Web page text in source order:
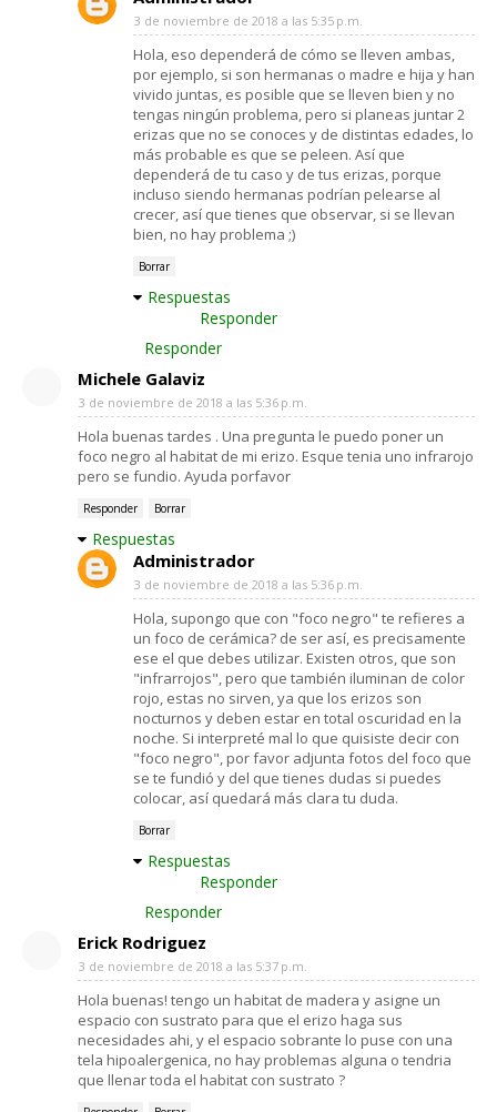
3 de noviembre de 2018 a las 5:35 p.m.
Hola, eso dependerá de cómo se lleven ambas,
por ejemplo, si son hermanas o madre e hija y han
vivido juntas, es posible que se lleven bien y no
tengas ningún problema, pero si planeas juntar 2
erizas que no se conoces y de distintas edades, lo
más probable es que se peleen. Así que
dependerá de tu caso y de tus erizas, porque
incluso siendo hermanas podrían pelearse al
crecer, así que tienes que observar, si se llevan
bien, no hay problema ;)
Borrar
Respuestas
Responder
Responder
Michele Galaviz
3 de noviembre de 2018 a las 5:36 p.m.
Hola buenas tardes . Una pregunta le puedo poner un
foco negro al habitat de mi erizo. Esque tenia uno infrarojo
pero se fundio. Ayuda porfavor
Responder Borrar
Respuestas
Administrador
3 de noviembre de 2018 a las 5:36 p.m.
Hola, supongo que con "foco negro" te refieres a
un foco de cerámica? de ser así, es precisamente
ese el que debes utilizar. Existen otros, que son
"infrarrojos", pero que también iluminan de color
rojo, estas no sirven, ya que los erizos son
nocturnos y deben estar en total oscuridad en la
noche. Si interpreté mal lo que quisiste decir con
"foco negro", por favor adjunta fotos del foco que
se te fundió y del que tienes dudas si puedes
colocar, así quedará más clara tu duda.
Borrar
Respuestas
Responder
Responder
Erick Rodriguez
3 de noviembre de 2018 a las 5:37 p.m.
Hola buenas! tengo un habitat de madera y asigne un
espacio con sustrato para que el erizo haga sus
necesidades ahi, y el espacio sobrante lo puse con una
tela hipoalergenica, no hay problemas alguna o tendria
que llenar toda el habitat con sustrato ?